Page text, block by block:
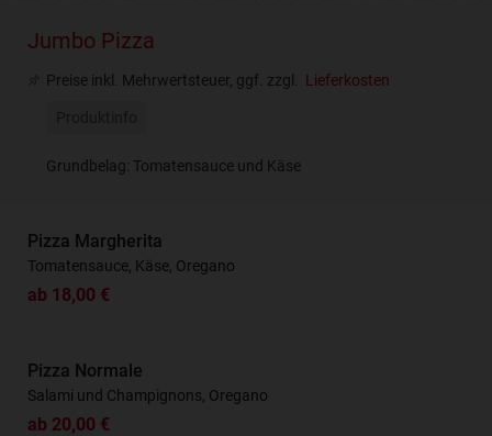
Jumbo Pizza
Preise inkl. Mehrwertsteuer, ggf. zzgl. Lieferkosten
Grundbelag: Tomatensauce und Käse
Pizza Margherita
Tomatensauce, Käse, Oregano
ab 18,00 €
Pizza Normale
Salami und Champignons, Oregano
ab 20,00 €